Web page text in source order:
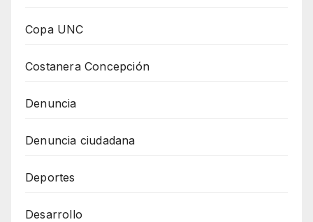
Copa UNC
Costanera Concepción
Denuncia
Denuncia ciudadana
Deportes
Desarrollo